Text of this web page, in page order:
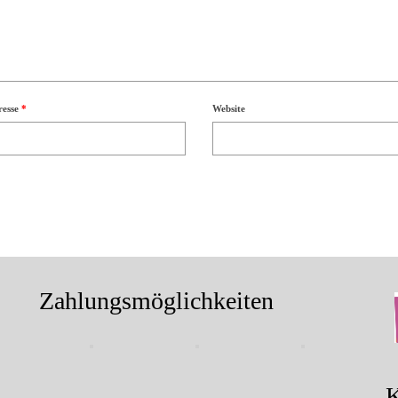
* Website
Zahlungsmöglichkeiten